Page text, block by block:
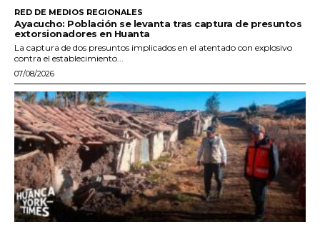
RED DE MEDIOS REGIONALES
Ayacucho: Población se levanta tras captura de presuntos
extorsionadores en Huanta
La captura de dos presuntos implicados en el atentado con explosivo
contra el establecimiento...
07/08/2026